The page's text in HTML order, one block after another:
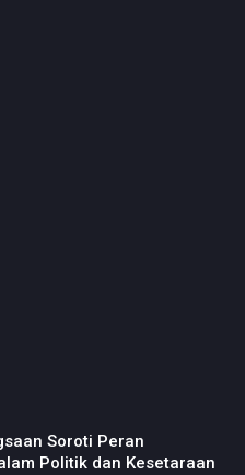
Soroti Peran
Politik dan Kesetaraan